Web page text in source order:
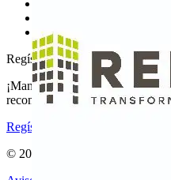
Grupo Voltimum
Regístrate en Voltimum
¡Mantente al día con las últimas
recompensas por tus compras
Regístrate aquí
© 2002-